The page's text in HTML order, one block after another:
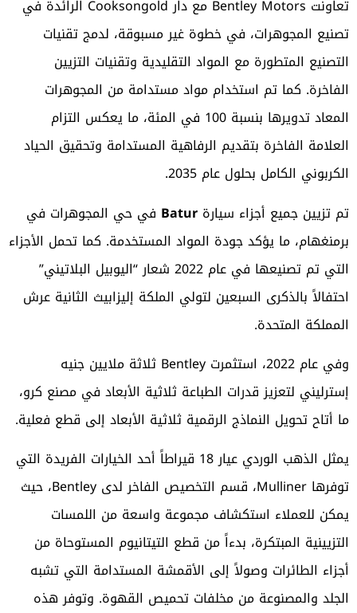
تعاونت Bentley Motors مع دار Cooksongold الرائدة في
تصنيع المجوهرات، في خطوة غير مسبوقة، لدمج تقنيات
التصنيع المتطورة مع المواد التقليدية وتقنيات التزيين
الفاخرة. كما تم استخدام مواد مستدامة من المجوهرات
المعاد تدويرها بنسبة 100 في المئة، ما يعكس التزام
العلامة الفاخرة بتقديم الرفاهية المستدامة وتحقيق الحياد
الكربوني الكامل بحلول عام 2035.
تم تزيين جميع أجزاء سيارة Batur في حي المجوهرات في
برمنغهام، ما يؤكد جودة المواد المستخدمة. كما تحمل الأجزاء
التي تم تصنيعها في عام 2022 شعار “اليوبيل البلاتيني”
احتفالاً بالذكرى السبعين لتولي الملكة إليزابيث الثانية عرش
المملكة المتحدة.
وفي عام 2022، استثمرت Bentley ثلاثة ملايين جنيه
إسترليني لتعزيز قدرات الطباعة ثلاثية الأبعاد في مصنع كرو،
ما أتاح تحويل النماذج الرقمية ثلاثية الأبعاد إلى قطع فعلية.
يمثل الذهب الوردي عيار 18 قيراطاً أحد الخيارات الفريدة التي
توفرها Mulliner، قسم التخصيص الفاخر لدى Bentley، حيث
يمكن للعملاء استكشاف مجموعة واسعة من اللمسات
التزيينية المبتكرة، بدءاً من قطع التيتانيوم المستوحاة من
أجزاء الطائرات وصولاً إلى الأقمشة المستدامة التي تشبه
الجلد والمصنوعة من مخلفات تحميص القهوة. وتوفر هذه